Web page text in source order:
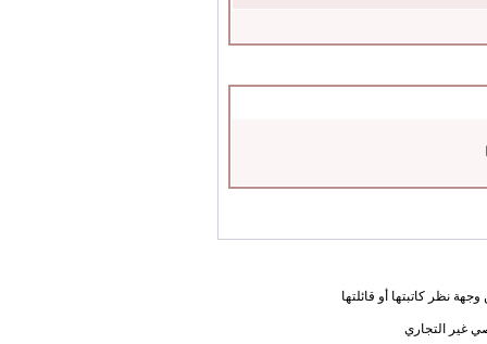
نظر كاتبتها أو قائلتها
غير التجاري